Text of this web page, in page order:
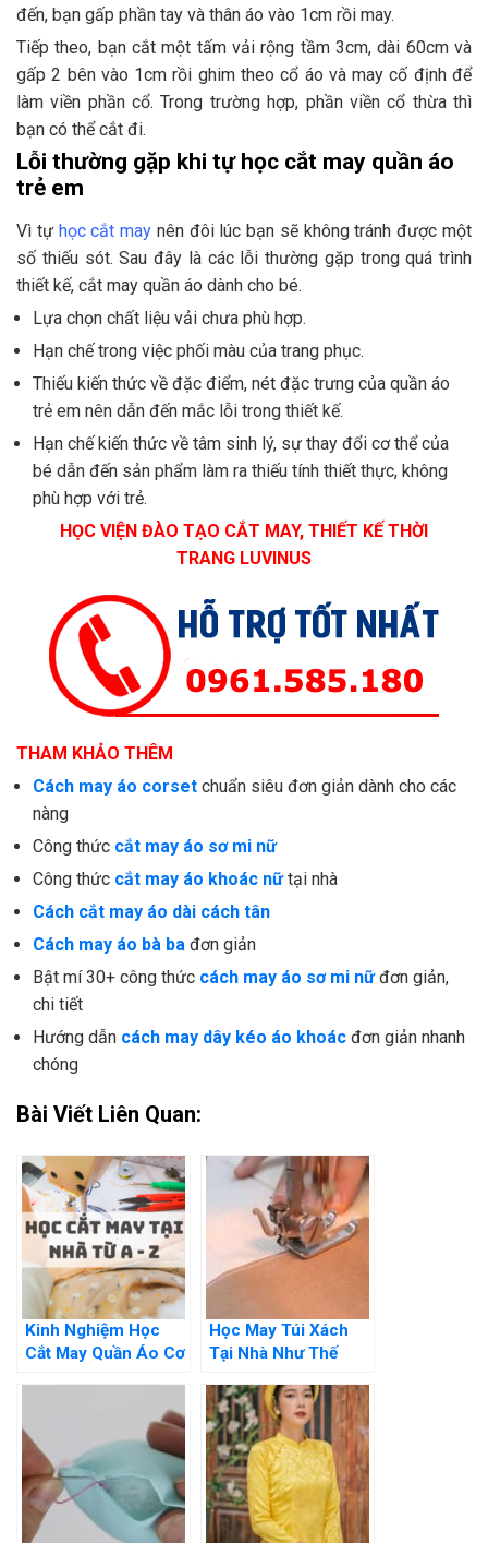
đến, bạn gấp phần tay và thân áo vào 1cm rồi may.
Tiếp theo, bạn cắt một tấm vải rộng tầm 3cm, dài 60cm và
gấp 2 bên vào 1cm rồi ghim theo cổ áo và may cố định để
làm viền phần cổ. Trong trường hợp, phần viền cổ thừa thì
bạn có thể cắt đi.
Lỗi thường gặp khi tự học cắt may quần áo
trẻ em
Vì tự học cắt may nên đôi lúc bạn sẽ không tránh được một
số thiếu sót. Sau đây là các lỗi thường gặp trong quá trình
thiết kế, cắt may quần áo dành cho bé.
Lựa chọn chất liệu vải chưa phù hợp.
Hạn chế trong việc phối màu của trang phục.
Thiếu kiến thức về đặc điểm, nét đặc trưng của quần áo
trẻ em nên dẫn đến mắc lỗi trong thiết kế.
Hạn chế kiến thức về tâm sinh lý, sự thay đổi cơ thể của
bé dẫn đến sản phẩm làm ra thiếu tính thiết thực, không
phù hợp với trẻ.
HỌC VIỆN ĐÀO TẠO CẮT MAY, THIẾT KẾ THỜI
TRANG LUVINUS
THAM KHẢO THÊM
Cách may áo corset chuẩn siêu đơn giản dành cho các
nàng
Công thức cắt may áo sơ mi nữ
Công thức cắt may áo khoác nữtại nhà
Cách cắt may áo dài cách tân
Cách may áo bà ba đơn giản
Bật mí 30+ công thức cách may áo sơ mi nữđơn giản,
chi tiết
Hướng dẫn cách may dây kéo áo khoác đơn giản nhanh
chóng
Bài Viết Liên Quan:
Kinh Nghiệm Học
Cắt May Quần Áo Cơ
Học May Túi Xách
Tại Nhà Như Thế
Tiết